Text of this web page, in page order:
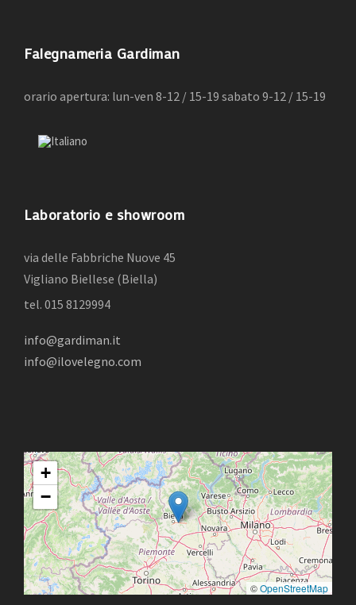
Falegnameria Gardiman
orario apertura: lun-ven 8-12 / 15-19 sabato 9-12 / 15-19
Laboratorio e showroom
via delle Fabbriche Nuove 45
Vigliano Biellese (Biella)
tel. 015 8129994
info@gardiman.it
info@ilovelegno.com
+
−
©OpenStreetMap